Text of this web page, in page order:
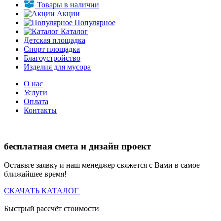
Товары в наличии
Акции
Популярное
Каталог
Детская площадка
Спорт площадка
Благоустройство
Изделия для мусора
О нас
Услуги
Оплата
Контакты
бесплатная смета и дизайн проект
Оставьте заявку и наш менеджер свяжется с Вами в самое
ближайшее время!
СКАЧАТЬ КАТАЛОГ
Быстрый рассчёт стоимости